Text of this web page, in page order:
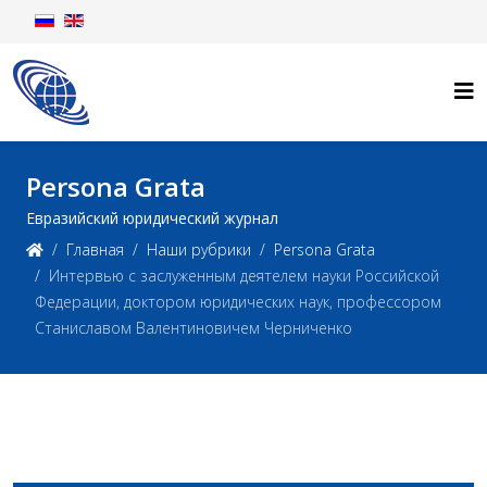
Persona Grata
Евразийский юридический журнал
Главная
Наши рубрики
Persona Grata
Интервью с заслуженным деятелем науки Российской
Федерации, доктором юридических наук, профессором
Станиславом Валентиновичем Черниченко